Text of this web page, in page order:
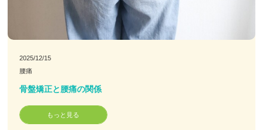
2025/12/15
腰痛
骨盤矯正と腰痛の関係
もっと見る